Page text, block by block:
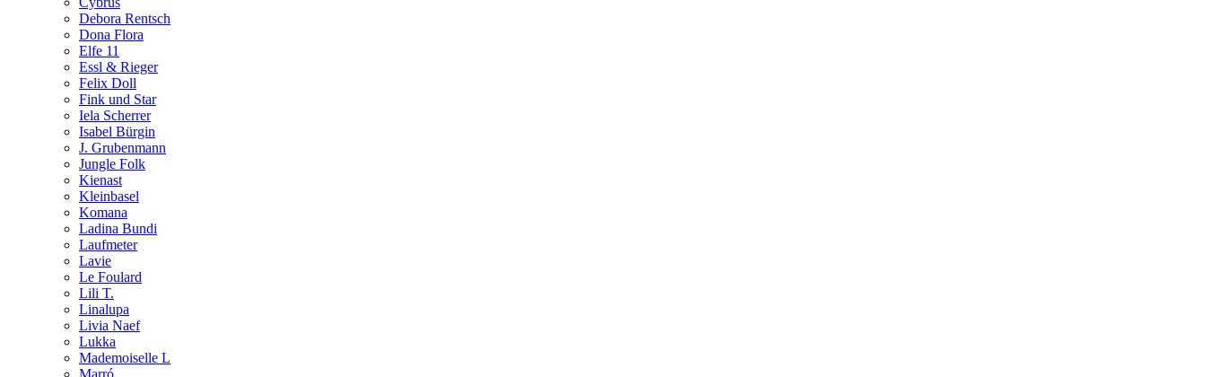
Debora Rentsch
Dona Flora
Elfe 11
Essl & Rieger
Felix Doll
Fink und Star
Iela Scherrer
Isabel Bürgin
J. Grubenmann
Jungle Folk
Kienast
Kleinbasel
Komana
Ladina Bundi
Laufmeter
Lavie
Le Foulard
Lili T.
Linalupa
Livia Naef
Lukka
Mademoiselle L
Marró